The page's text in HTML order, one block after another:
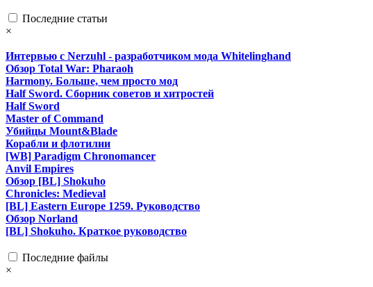
Последние статьи
×
Интервью с Nerzuhl - разработчиком мода Whitelinghand
Обзор Total War: Pharaoh
Harmony. Больше, чем просто мод
Half Sword. Сборник советов и хитростей
Half Sword
Master of Command
Убийцы Mount&Blade
Корабли и флотилии
[WB] Paradigm Chronomancer
Anvil Empires
Обзор [BL] Shokuho
Chronicles: Medieval
[BL] Eastern Europe 1259. Руководство
Обзор Norland
[BL] Shokuho. Краткое руководство
Последние файлы
×